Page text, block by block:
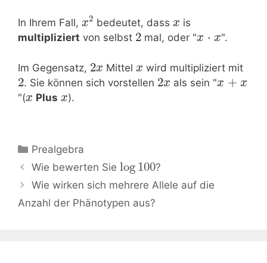
In Ihrem Fall, x2 bedeutet, dassx is
multipliziert von selbst 2 mal, oder "x ⋅ x".
Im Gegensatz, 2x Mittel x wird multipliziert mit
2. Sie können sich vorstellen 2x als sein "x + x
"(x Plus x).
Kategorien
Prealgebra
Beitrags-
Navigation
Wie bewerten Sielog 100?
Wie wirken sich mehrere Allele auf die
Anzahl der Phänotypen aus?